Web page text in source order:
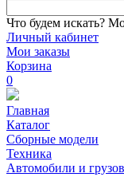
Что будем искать?
Личный кабинет
Мои заказы
Корзина
0
Главная
Каталог
Сборные модели
Техника
Автомобили и